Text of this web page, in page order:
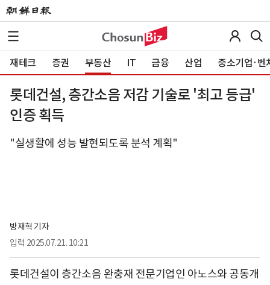
재테크 증권 부동산 IT 금융 산업 중소기업·벤
롯데건설, 층간소음 저감 기술로 '최고 등급'
인증 획득
"실생활에 성능 발현되도록 분석 계획"
방재혁 기자
입력 2025.07.21. 10:21
롯데건설이 층간소음 완충재 전문기업인 아노스와 공동개